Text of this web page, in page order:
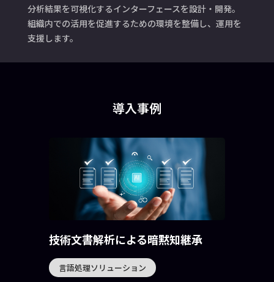
分析結果を可視化するインターフェースを設計・開発。
組織内での活用を促進するための環境を整備し、運用を
支援します。
導入事例
技術文書解析による暗黙知継承
言語処理ソリューション